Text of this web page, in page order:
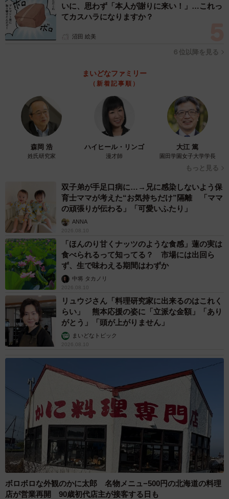
いに、思わず「本人が謝りに来い！」…これっ
てカスハラになりますか？
沼田 絵美
６位以降を見る
まいどなファミリー
（新着記事順）
森岡 浩
姓氏研究家
ハイヒール・リンゴ
漫才師
大江 篤
園田学園女子大学学長
もっと見る
双子弟が手足口病に…→兄に感染しないよう保
育士ママが考えた“お気持ちだけ”隔離 「ママ
の頑張りが伝わる」「可愛いふたり」
ANNA
2026.08.10
「ほんのり甘くナッツのような食感」蓮の実は
食べられるって知ってる？ 市場には出回ら
ず、生で味わえる期間はわずか
中将 タカノリ
2026.08.10
リュウジさん「料理研究家に出来るのはこれく
らい」 熊本応援の姿に「立派な金額」「あり
がとう」「頭が上がりません」
まいどなトピック
2026.08.10
ボロボロな外観のかに太郎 名物メニュ−500円の北海道の料理
店が営業再開 90歳初代店主が接客する日も